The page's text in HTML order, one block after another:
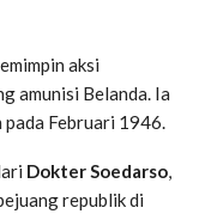
aksi
amunisi Belanda. Ia
pada Februari 1946.
Dokter Soedarso,
republik di